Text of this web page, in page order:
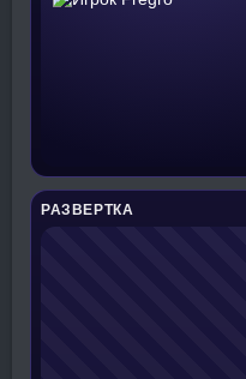
РАЗВЕРТКА